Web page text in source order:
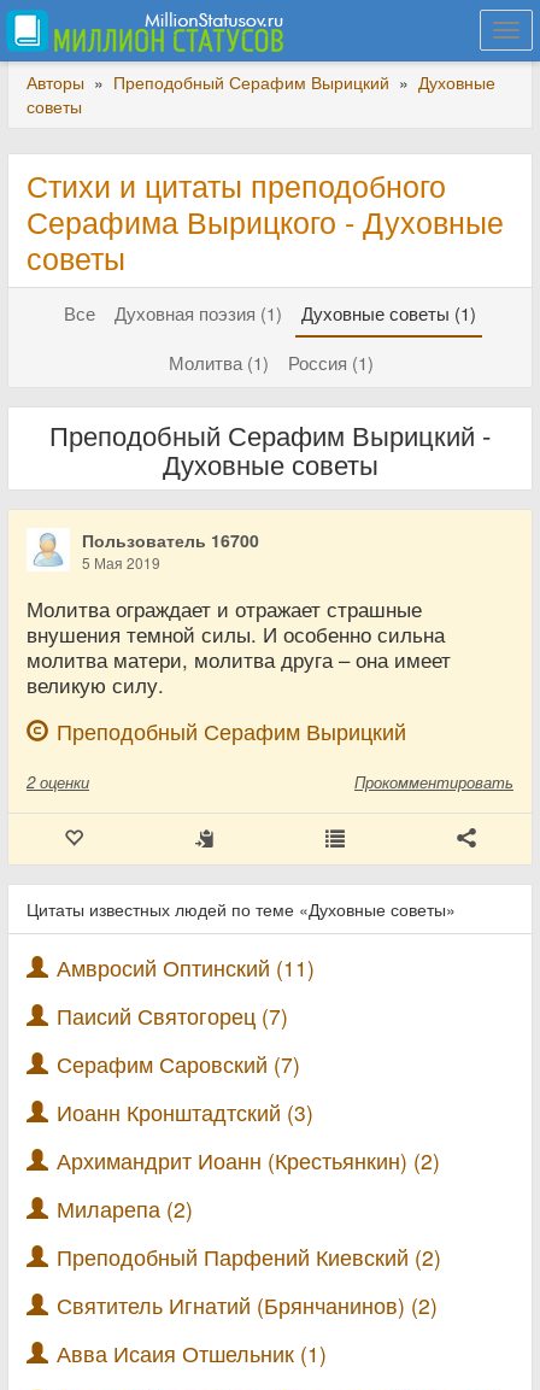
Авторы » Преподобный Серафим Вырицкий » Духовные
советы
Стихи и цитаты преподобного
Серафима Вырицкого - Духовные
советы
Все Духовная поэзия (1)
Духовные советы (1)
Молитва (1)
Россия (1)
Преподобный Серафим Вырицкий -
Духовные советы
Пользователь 16700
5 Мая 2019
Молитва ограждает и отражает страшные
внушения темной силы. И особенно сильна
молитва матери, молитва друга – она имеет
великую силу.
Преподобный Серафим Вырицкий
2 оценки Прокомментировать
Цитаты известных людей по теме «Духовные советы»
Амвросий Оптинский (11)
Паисий Святогорец (7)
Серафим Саровский (7)
Иоанн Кронштадтский (3)
Архимандрит Иоанн (Крестьянкин) (2)
Миларепа (2)
Преподобный Парфений Киевский (2)
Святитель Игнатий (Брянчанинов) (2)
Авва Исаия Отшельник (1)